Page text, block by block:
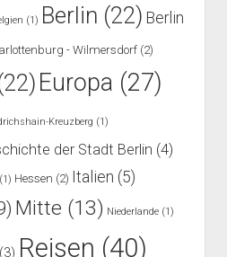
(1) Berlin (22) Berlin
- Wilmersdorf(2)
Europa (27)
Kreuzberg (1)
der Stadt Berlin (4)
(1) Hessen (2) Italien (5)
Mitte (13) Niederlande(1)
(3) Reisen (40)